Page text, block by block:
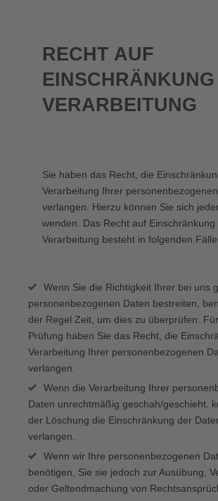
RECHT AUF
VERARBEITUNG
Sie haben das Recht, die
Verarbeitung Ihrer
verlangen. Hierzu können Sie sich
wenden. Das Recht auf Einschränkung
Verarbeitung besteht in folgenden
Wenn Sie die Richtigkeit Ihrer bei uns
personenbezogenen Daten bestreiten,
der Regel Zeit, um dies zu überprüfen.
Prüfung haben Sie das Recht, die
Verarbeitung Ihrer personenbezogenen
verlangen.
Wenn die Verarbeitung Ihrer
Daten unrechtmäßig geschah/geschieht,
der Löschung die Einschränkung der
verlangen.
Wenn wir Ihre personenbezogenen
benötigen, Sie sie jedoch zur Ausübung,
oder Geltendmachung von